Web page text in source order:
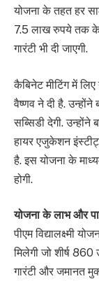
योजना के तहत हर
7.5 लाख रुपये तक
गारंटी भी दी जाएगी.
कैबिनेट मीटिंग में
वैष्णव ने दी है.
सब्सिडी देगी. उन्होंने
हायर एजुकेशन
है. इस योजना के
होगी.
योजना के लाभ और
पीएम विद्यालक्ष्मी
मिलेगी जो शीर्ष
गारंटी और जमानत